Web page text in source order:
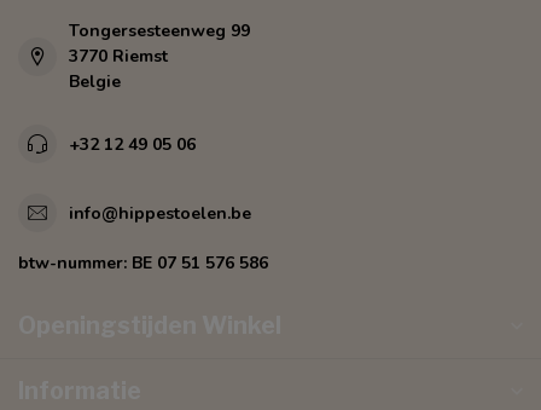
Tongersesteenweg 99
3770 Riemst
Belgie
+32 12 49 05 06
info@hippestoelen.be
btw-nummer: BE 07 51 576 586